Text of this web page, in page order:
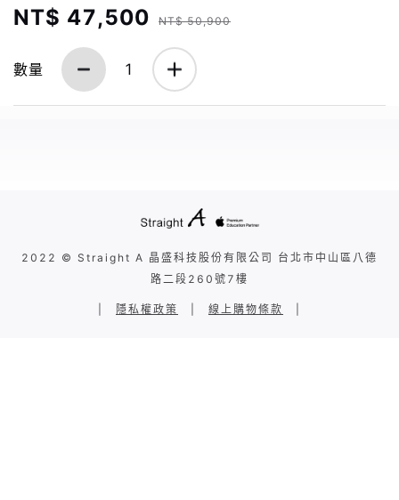
NT$ 47,500 NT$ 50,900
數量 1
2022 © Straight A 晶盛科技股份有限公司 台北市中山區八德
路二段260號7樓
隱私權政策 線上購物條款